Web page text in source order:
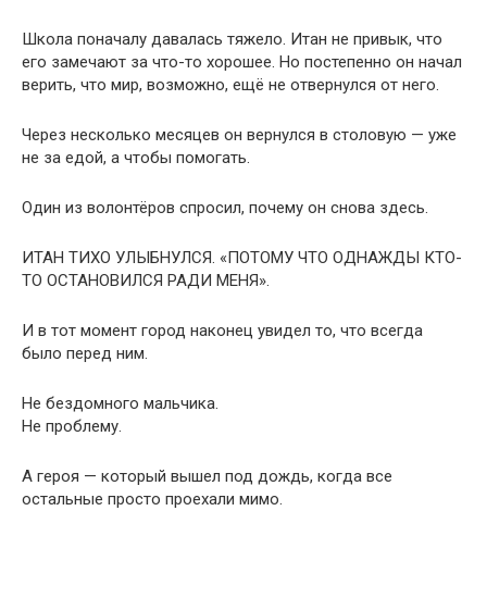
Школа поначалу давалась тяжело. Итан не привык, что
его замечают за что-то хорошее. Но постепенно он начал
верить, что мир, возможно, ещё не отвернулся от него.
Через несколько месяцев он вернулся в столовую — уже
не за едой, а чтобы помогать.
Один из волонтёров спросил, почему он снова здесь.
ИТАН ТИХО УЛЫБНУЛСЯ. «ПОТОМУ ЧТО ОДНАЖДЫ КТО-
ТО ОСТАНОВИЛСЯ РАДИ МЕНЯ».
И в тот момент город наконец увидел то, что всегда
было перед ним.
Не бездомного мальчика.
Не проблему.
А героя — который вышел под дождь, когда все
остальные просто проехали мимо.